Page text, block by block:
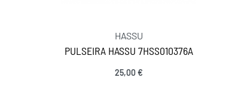
HASSU
PULSEIRA HASSU 7HSS010376A
25,00€